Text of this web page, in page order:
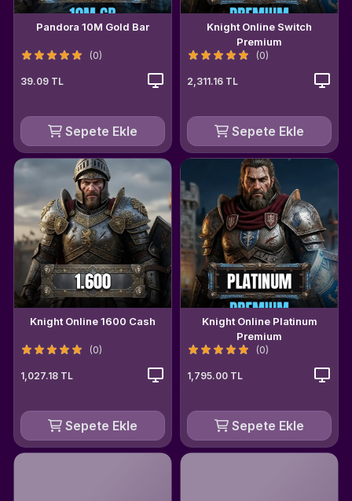
Pandora 10M Gold Bar
(0)
39.09 TL
Sepete Ekle
Knight Online Switch
Premium
(0)
2,311.16 TL
Sepete Ekle
Knight Online 1600 Cash
(0)
1,027.18 TL
Sepete Ekle
Knight Online Platinum
Premium
(0)
1,795.00 TL
Sepete Ekle